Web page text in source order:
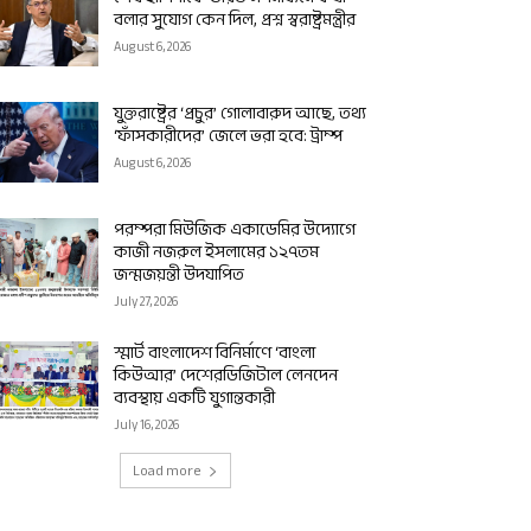
বলার সুযোগ কেন দিল, প্রশ্ন স্বরাষ্ট্রমন্ত্রীর
August 6, 2026
যুক্তরাষ্ট্রের ‘প্রচুর’ গোলাবারুদ আছে, তথ্য
‘ফাঁসকারীদের’ জেলে ভরা হবে: ট্রাম্প
August 6, 2026
পরম্পরা মিউজিক একাডেমির উদ্যোগে
কাজী নজরুল ইসলামের ১২৭তম
জন্মজয়ন্তী উদযাপিত
July 27, 2026
স্মার্ট বাংলাদেশ বিনির্মাণে ‘বাংলা
কিউআর’ দেশেরডিজিটাল লেনদেন
ব্যবস্থায় একটি যুগান্তকারী
July 16, 2026
Load more